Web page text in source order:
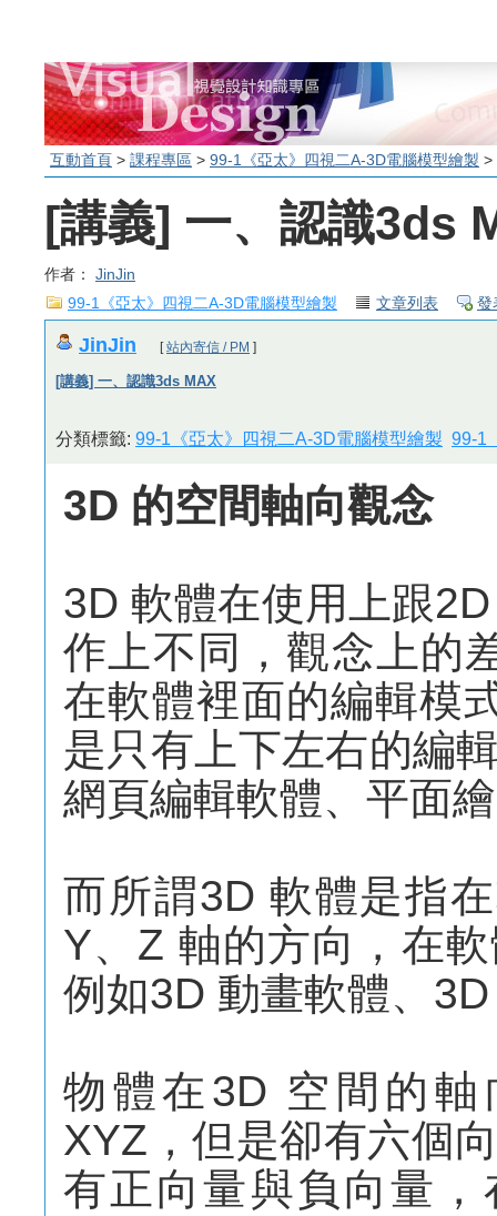
互動首頁 > 課程專區 > 99-1《亞太》四視二A-3D電腦模型繪製 >
[講義] 一、認識3ds
作者： JinJin
99-1《亞太》四視二A-3D電腦模型繪製
文章列表 發
JinJin [站內寄信 / PM ]
[講義] 一、認識3ds MAX
分類標籤: 99-1《亞太》四視二A-3D電腦模型繪製 99-1
3D 的空間軸向觀念
3D 軟體在使用上跟
作上不同，觀念上的
在軟體裡面的編輯模
是只有上下左右的編
網頁編輯軟體、平面
而所謂3D 軟體是指
Y、Z 軸的方向，在
例如3D 動畫軟體、
物體在3D 空間的
XYZ，但是卻有六個
有正向量與負向量，